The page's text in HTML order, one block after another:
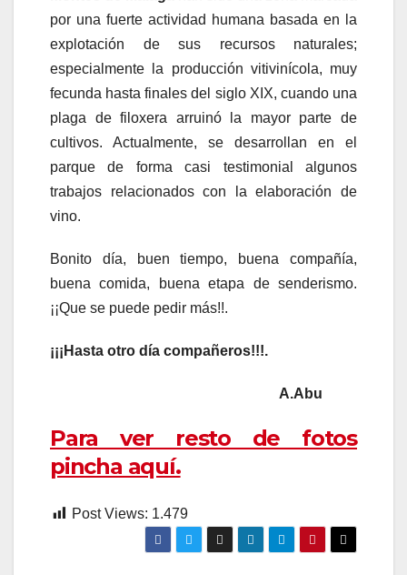
por una fuerte actividad humana basada en la
explotación de sus recursos naturales;
especialmente la producción vitivinícola, muy
fecunda hasta finales del siglo XIX, cuando una
plaga de filoxera arruinó la mayor parte de
cultivos. Actualmente, se desarrollan en el
parque de forma casi testimonial algunos
trabajos relacionados con la elaboración de
vino.
Bonito día, buen tiempo, buena compañía,
buena comida, buena etapa de senderismo.
¡¡Que se puede pedir más!!.
¡¡¡Hasta otro día compañeros!!!.
A.Abu
Para ver resto de fotos
pincha aquí.
Post Views: 1.479